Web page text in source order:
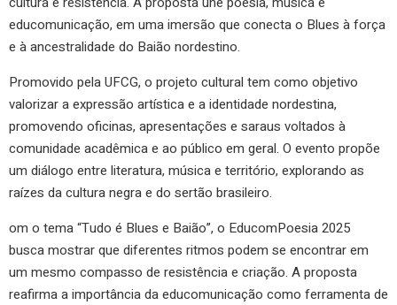
educomunicação, em uma imersão que conecta o Blues à força
e à ancestralidade do Baião nordestino.
Promovido pela UFCG, o projeto cultural tem como objetivo
valorizar a expressão artística e a identidade nordestina,
promovendo oficinas, apresentações e saraus voltados à
comunidade acadêmica e ao público em geral. O evento propõe
um diálogo entre literatura, música e território, explorando as
raízes da cultura negra e do sertão brasileiro.
om o tema “Tudo é Blues e Baião”, o EducomPoesia 2025
busca mostrar que diferentes ritmos podem se encontrar em
um mesmo compasso de resistência e criação. A proposta
reafirma a importância da educomunicação como ferramenta de